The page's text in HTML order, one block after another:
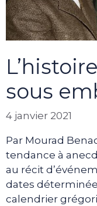
sous
4 janvier 2021
Par Mourad
tendance à
au récit
dates
calendrier